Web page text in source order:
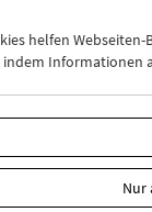
helfen
indem Informationen
Nur